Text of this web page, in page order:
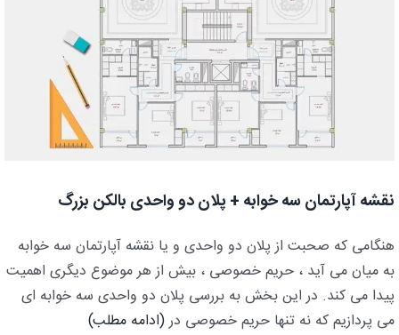
نقشه آپارتمان سه خوابه + پلان دو واحدی بالکن بزرگ
هنگامی که صحبت از پلان دو واحدی و یا نقشه آپارتمان سه خوابه
به میان می آید ، حریم خصوصی ، بیش از هر موضوع دیگری اهمیت
پیدا می کند. در این بخش به بررسی پلان دو واحدی سه خوابه ای
می پردازیم که نه تنها حریم خصوصی در(ادامه مطلب)